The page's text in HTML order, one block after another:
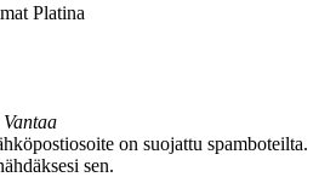
Platina
on suojattu spamboteilta.
sen.